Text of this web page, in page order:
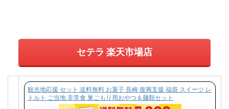
セテラ 楽天市場店
観光地応援 セット 送料無料 お菓子 長崎 復興支援 福袋 スイーツ レ
トルト ご当地 非常食 巣ごもり用おやつ＆麺類セット